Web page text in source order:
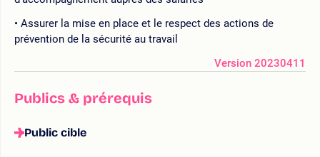
Assurer la mise en place et le respect des actions de
prévention de la sécurité au travail
Version 20230411
Publics & prérequis
Public cible